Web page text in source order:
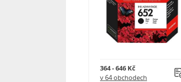
364 - 646 Kč
v 64 obchodech